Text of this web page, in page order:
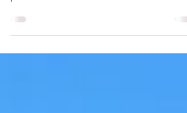
préservation/Architecture du bien